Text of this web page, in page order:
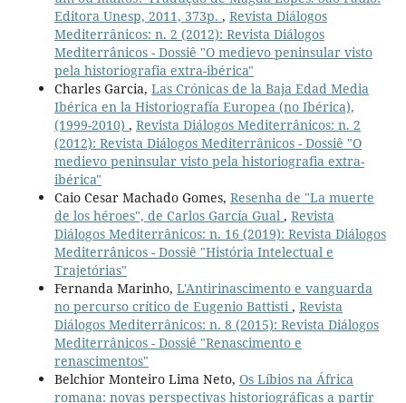
Editora Unesp, 2011, 373p. , Revista Diálogos
Mediterrânicos: n. 2 (2012): Revista Diálogos
Mediterrânicos - Dossiê "O medievo peninsular visto
pela historiografia extra-ibérica"
Charles Garcia, Las Crónicas de la Baja Edad Media
Ibérica en la Historiografía Europea (no Ibérica),
(1999-2010) , Revista Diálogos Mediterrânicos: n. 2
(2012): Revista Diálogos Mediterrânicos - Dossiê "O
medievo peninsular visto pela historiografia extra-
ibérica"
Caio Cesar Machado Gomes, Resenha de "La muerte
de los héroes", de Carlos García Gual , Revista
Diálogos Mediterrânicos: n. 16 (2019): Revista Diálogos
Mediterrânicos - Dossiê "História Intelectual e
Trajetórias"
Fernanda Marinho, L'Antirinascimento e vanguarda
no percurso crítico de Eugenio Battisti , Revista
Diálogos Mediterrânicos: n. 8 (2015): Revista Diálogos
Mediterrânicos - Dossiê "Renascimento e
renascimentos"
Belchior Monteiro Lima Neto, Os Líbios na África
romana: novas perspectivas historiográficas a partir